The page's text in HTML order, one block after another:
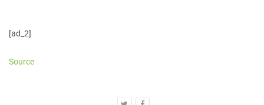
[ad_2]
Source